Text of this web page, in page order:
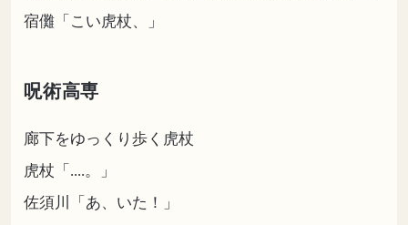
宿儺「こい虎杖、」
呪術高専
廊下をゆっくり歩く虎杖
虎杖「....。」
佐須川「あ、いた！」